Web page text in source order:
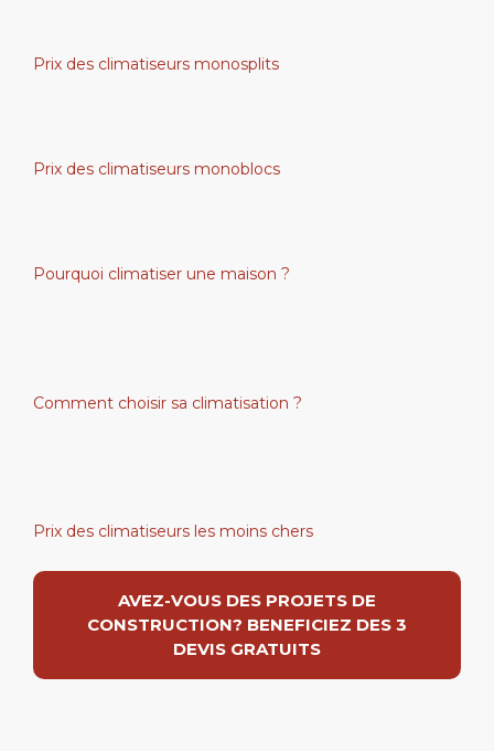
Prix des climatiseurs monosplits
Prix des climatiseurs monoblocs
Pourquoi climatiser une maison ?
Comment choisir sa climatisation ?
Prix des climatiseurs les moins chers
AVEZ-VOUS DES PROJETS DE
CONSTRUCTION? BENEFICIEZ DES 3
DEVIS GRATUITS